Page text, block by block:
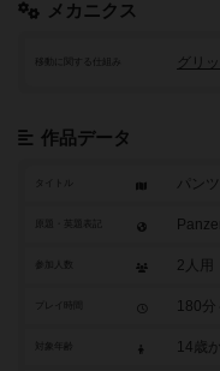
メカニクス
移動に関する仕組み グリ
作品データ
タイトル パン
参加人数 2人用
180分
14歳